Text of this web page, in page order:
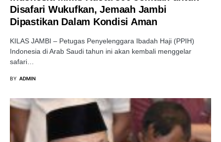
Disafari Wukufkan, Jemaah Jambi
Dipastikan Dalam Kondisi Aman
KILAS JAMBI – Petugas Penyelenggara Ibadah Haji (PPIH)
Indonesia di Arab Saudi tahun ini akan kembali menggelar
safari…
BY ADMIN